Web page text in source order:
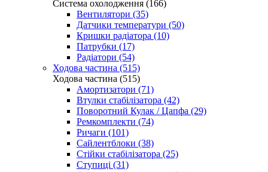
Система охолодження (166)
Вентилятори (35)
Датчики температури (50)
Кришки радіатора (10)
Патрубки (17)
Радіатори (54)
Ходова частина (515)
Ходова частина (515)
Амортизатори (71)
Втулки стабілізатора (42)
Поворотний Кулак / Цапфа (29)
Ремкомплекти (74)
Ричаги (101)
Сайлентблоки (38)
Стійки стабілізатора (25)
Ступиці (31)